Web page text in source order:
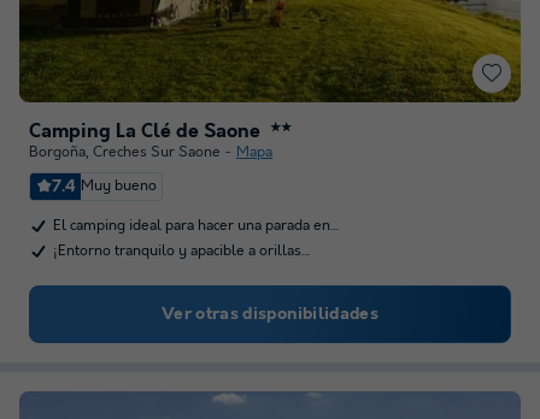
Camping La Clé de Saone ★★
Borgoña, Creches Sur Saone Mapa
7.4 Muy bueno
El camping ideal para hacer una parada en…
¡Entorno tranquilo y apacible a orillas…
Ver otras disponibilidades